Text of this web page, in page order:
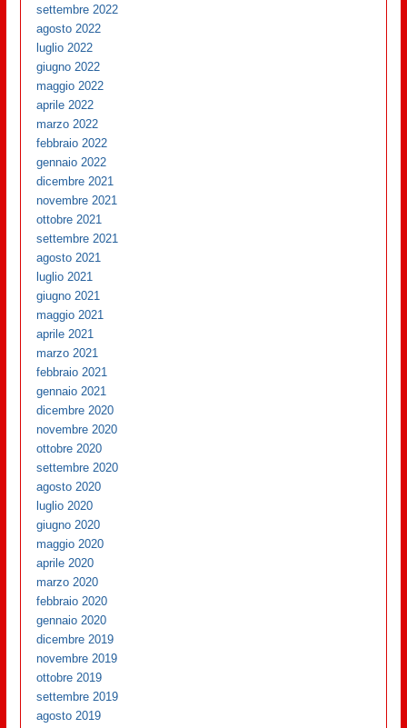
settembre 2022
agosto 2022
luglio 2022
giugno 2022
maggio 2022
aprile 2022
marzo 2022
febbraio 2022
gennaio 2022
dicembre 2021
novembre 2021
ottobre 2021
settembre 2021
agosto 2021
luglio 2021
giugno 2021
maggio 2021
aprile 2021
marzo 2021
febbraio 2021
gennaio 2021
dicembre 2020
novembre 2020
ottobre 2020
settembre 2020
agosto 2020
luglio 2020
giugno 2020
maggio 2020
aprile 2020
marzo 2020
febbraio 2020
gennaio 2020
dicembre 2019
novembre 2019
ottobre 2019
settembre 2019
agosto 2019